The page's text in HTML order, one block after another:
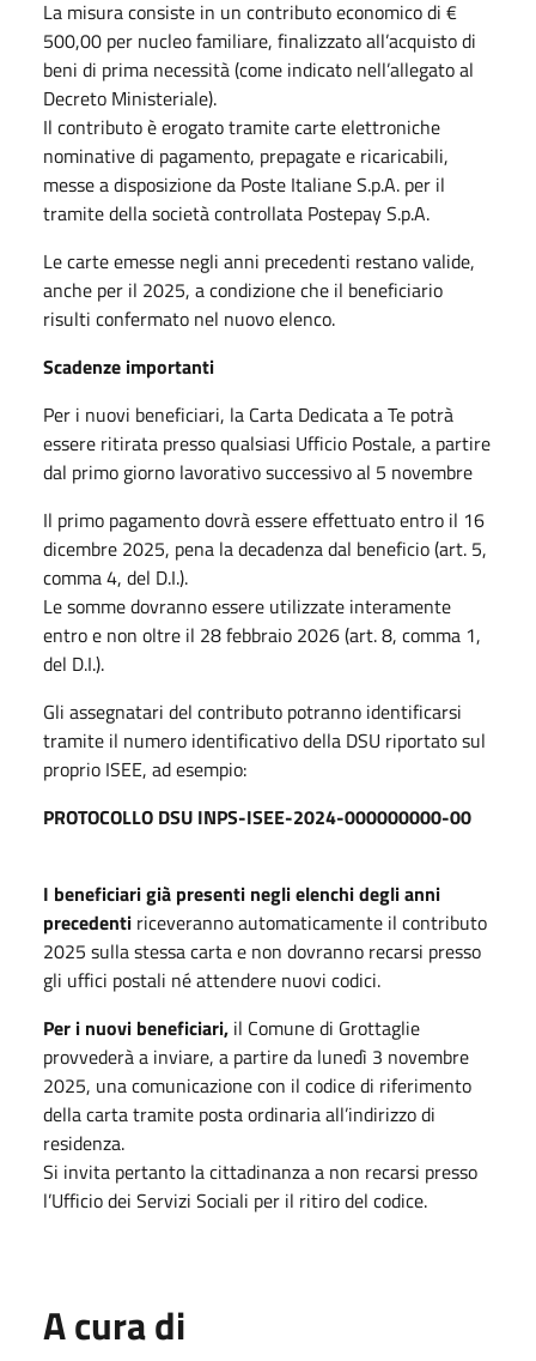
La misura consiste in un contributo economico di €
500,00 per nucleo familiare, finalizzato all’acquisto di
beni di prima necessità (come indicato nell’allegato al
Decreto Ministeriale).
Il contributo è erogato tramite carte elettroniche
nominative di pagamento, prepagate e ricaricabili,
messe a disposizione da Poste Italiane S.p.A. per il
tramite della società controllata Postepay S.p.A.
Le carte emesse negli anni precedenti restano valide,
anche per il 2025, a condizione che il beneficiario
risulti confermato nel nuovo elenco.
Scadenze importanti
Per i nuovi beneficiari, la Carta Dedicata a Te potrà
essere ritirata presso qualsiasi Ufficio Postale, a partire
dal primo giorno lavorativo successivo al 5 novembre
Il primo pagamento dovrà essere effettuato entro il 16
dicembre 2025, pena la decadenza dal beneficio (art. 5,
comma 4, del D.I.).
Le somme dovranno essere utilizzate interamente
entro e non oltre il 28 febbraio 2026 (art. 8, comma 1,
del D.I.).
Gli assegnatari del contributo potranno identificarsi
tramite il numero identificativo della DSU riportato sul
proprio ISEE, ad esempio:
PROTOCOLLO DSU INPS-ISEE-2024-000000000-00
I beneficiari già presenti negli elenchi degli anni
precedenti riceveranno automaticamente il contributo
2025 sulla stessa carta e non dovranno recarsi presso
gli uffici postali né attendere nuovi codici.
Per i nuovi beneficiari, il Comune di Grottaglie
provvederà a inviare, a partire da lunedì 3 novembre
2025, una comunicazione con il codice di riferimento
della carta tramite posta ordinaria all’indirizzo di
residenza.
Si invita pertanto la cittadinanza a non recarsi presso
l’Ufficio dei Servizi Sociali per il ritiro del codice.
A cura di